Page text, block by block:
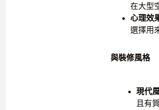
在大型
心理效
選擇用
與裝修風格
現代
且有